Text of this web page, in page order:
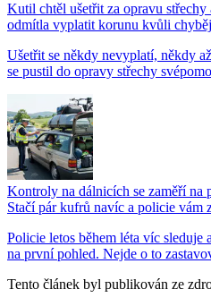
Kutil chtěl ušetřit za opravu
odmítla vyplatit korunu kvůli
Ušetřit se někdy nevyplatí, někdy
se pustil do opravy střechy
Kontroly na dálnicích se zaměří na
Stačí pár kufrů navíc a policie vám
Policie letos během léta víc sleduje
na první pohled. Nejde o to
Tento článek byl publikován ze